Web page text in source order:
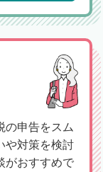
の申告をスム
や対策を検討
がおすすめで